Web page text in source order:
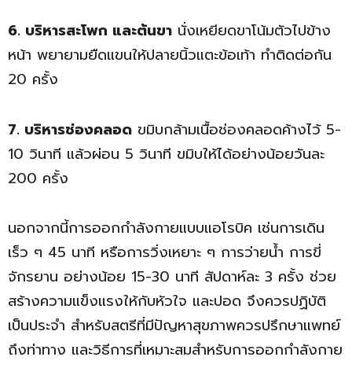
6. บริหารสะโพก และต้นขา นั่งเหยียดขาโน้มตัวไปข้าง
หน้า พยายามยืดแขนให้ปลายนิ้วแตะข้อเท้า ทำติดต่อกัน
20 ครั้ง
7. บริหารช่องคลอด ขมิบกล้ามเนื้อช่องคลอดค้างไว้ 5-
10 วินาที แล้วผ่อน 5 วินาที ขมิบให้ได้อย่างน้อยวันละ
200 ครั้ง
นอกจากนี้การออกกำลังกายแบบแอโรบิค เช่นการเดิน
เร็ว ๆ 45 นาที หรือการวิ่งเหยาะ ๆ การว่ายน้ำ การขี่
จักรยาน อย่างน้อย 15-30 นาที สัปดาห์ละ 3 ครั้ง ช่วย
สร้างความแข็งแรงให้กับหัวใจ และปอด จึงควรปฏิบัติ
เป็นประจำ สำหรับสตรีที่มีปัญหาสุขภาพควรปรึกษาแพทย์
ถึงท่าทาง และวิธีการที่เหมาะสมสำหรับการออกกำลังกาย